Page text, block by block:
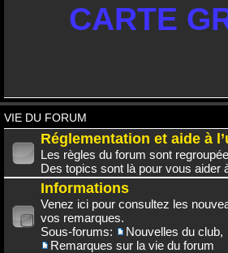
CARTE
VIE DU FORUM
Réglementation et aide à
Les règles du forum sont
Des topics sont là pour vous aider
Informations
Venez ici pour consultez les
vos remarques.
Sous-forums:
Nouvelles du club,
Remarques sur la vie du forum